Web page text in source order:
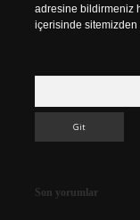
adresine bildirmeniz
içerisinde sitemizden
Son yorumlar